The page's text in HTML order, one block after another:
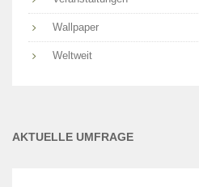
Wallpaper
Weltweit
AKTUELLE UMFRAGE